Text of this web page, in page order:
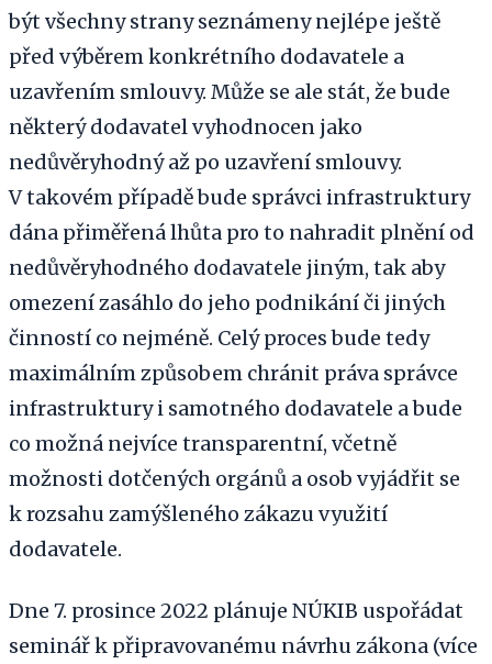
být všechny strany seznámeny nejlépe ještě
před výběrem konkrétního dodavatele a
uzavřením smlouvy. Může se ale stát, že bude
některý dodavatel vyhodnocen jako
nedůvěryhodný až po uzavření smlouvy.
V takovém případě bude správci infrastruktury
dána přiměřená lhůta pro to nahradit plnění od
nedůvěryhodného dodavatele jiným, tak aby
omezení zasáhlo do jeho podnikání či jiných
činností co nejméně. Celý proces bude tedy
maximálním způsobem chránit práva správce
infrastruktury i samotného dodavatele a bude
co možná nejvíce transparentní, včetně
možnosti dotčených orgánů a osob vyjádřit se
k rozsahu zamýšleného zákazu využití
dodavatele.
Dne 7. prosince 2022 plánuje NÚKIB uspořádat
seminář k připravovanému návrhu zákona (více